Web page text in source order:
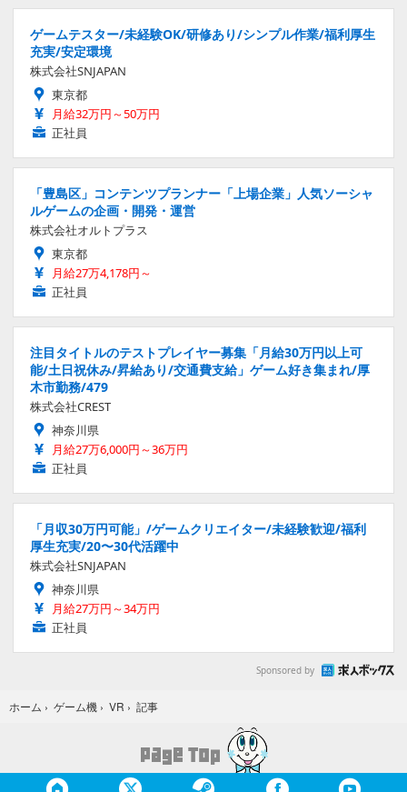
ゲームテスター/未経験OK/研修あり/シンプル作業/福利厚生
充実/安定環境
株式会社SNJAPAN
東京都
月給32万円～50万円
正社員
「豊島区」コンテンツプランナー「上場企業」人気ソーシャ
ルゲームの企画・開発・運営
株式会社オルトプラス
東京都
月給27万4,178円～
正社員
注目タイトルのテストプレイヤー募集「月給30万円以上可
能/土日祝休み/昇給あり/交通費支給」ゲーム好き集まれ/厚
木市勤務/479
株式会社CREST
神奈川県
月給27万6,000円～36万円
正社員
「月収30万円可能」/ゲームクリエイター/未経験歓迎/福利
厚生充実/20〜30代活躍中
株式会社SNJAPAN
神奈川県
月給27万円～34万円
正社員
Sponsored by
ホーム › ゲーム機 › VR › 記事